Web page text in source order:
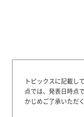
トピックスに記載し
点では、発表日時点
かじめご了承いただ